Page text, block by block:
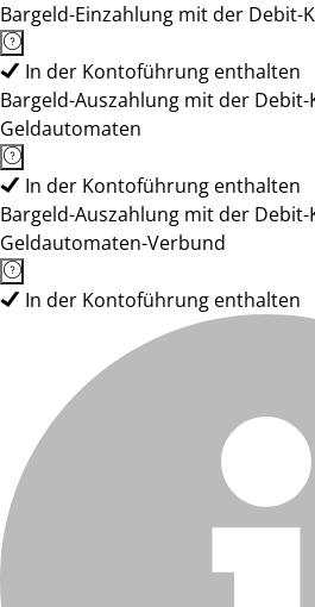
Bargeld-Einzahlung mit der Debit-
In der Kontoführung enthalten
Bargeld-Auszahlung mit der
Geldautomaten
In der Kontoführung enthalten
Bargeld-Auszahlung mit der Debit-
Geldautomaten-Verbund
In der Kontoführung enthalten